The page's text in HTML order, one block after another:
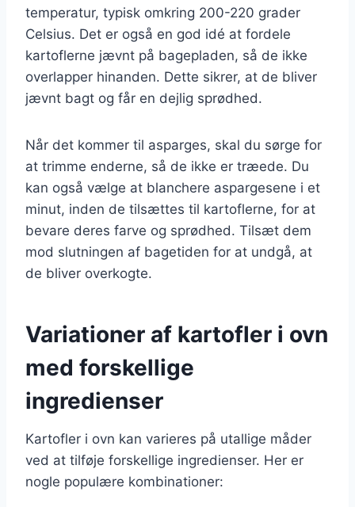
temperatur, typisk omkring 200-220 grader
Celsius. Det er også en god idé at fordele
kartoflerne jævnt på bagepladen, så de ikke
overlapper hinanden. Dette sikrer, at de bliver
jævnt bagt og får en dejlig sprødhed.
Når det kommer til asparges, skal du sørge for
at trimme enderne, så de ikke er træede. Du
kan også vælge at blanchere aspargesene i et
minut, inden de tilsættes til kartoflerne, for at
bevare deres farve og sprødhed. Tilsæt dem
mod slutningen af bagetiden for at undgå, at
de bliver overkogte.
Variationer af kartofler i ovn
med forskellige
ingredienser
Kartofler i ovn kan varieres på utallige måder
ved at tilføje forskellige ingredienser. Her er
nogle populære kombinationer: